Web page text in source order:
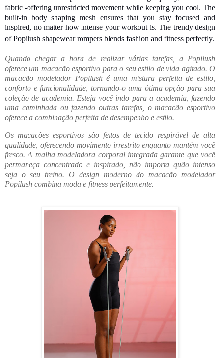
fabric -offering unrestricted movement while keeping you cool. The
built-in body shaping mesh ensures that you stay focused and
inspired, no matter how intense your workout is. The trendy design
of Popilush shapewear rompers blends fashion and fitness perfectly.
Quando chegar a hora de realizar várias tarefas, a Popilush
oferece um macacão esportivo para o seu estilo de vida agitado. O
macacão modelador Popilush é uma mistura perfeita de estilo,
conforto e funcionalidade, tornando-o uma ótima opção para sua
coleção de academia. Esteja você indo para a academia, fazendo
uma caminhada ou fazendo outras tarefas, o macacão esportivo
oferece a combinação perfeita de desempenho e estilo.
Os macacões esportivos são feitos de tecido respirável de alta
qualidade, oferecendo movimento irrestrito enquanto mantém você
fresco. A malha modeladora corporal integrada garante que você
permaneça concentrado e inspirado, não importa quão intenso
seja o seu treino. O design moderno do macacão modelador
Popilush combina moda e fitness perfeitamente.